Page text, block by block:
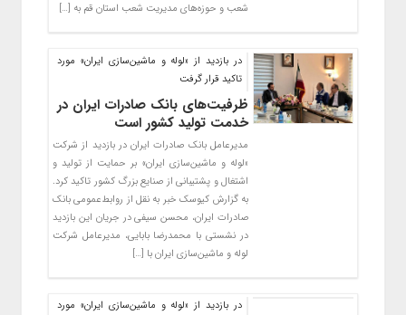
شعب و حوزه‌های مدیریت شعب استان قم به […]
​در بازدید از «لوله و ماشین‌سازی ایران» مورد
تاکید قرار گرفت
ظرفیت‌های بانک صادرات ایران در
خدمت تولید کشور است
مدیرعامل بانک صادرات ایران در بازدید از شرکت
«لوله و ماشین‌سازی ایران» بر حمایت از تولید و
اشتغال و پشتیبانی از صنایع بزرگ کشور تاکید کرد.
به گزارش کیوسک خبر به نقل از روابط‌عمومی بانک
صادرات ایران، محسن سیفی در جریان این بازدید
در نشستی با محمدرضا بابایی، مدیرعامل شرکت
لوله و ماشین‌سازی ایران با […]
​در بازدید از «لوله و ماشین‌سازی ایران» مورد